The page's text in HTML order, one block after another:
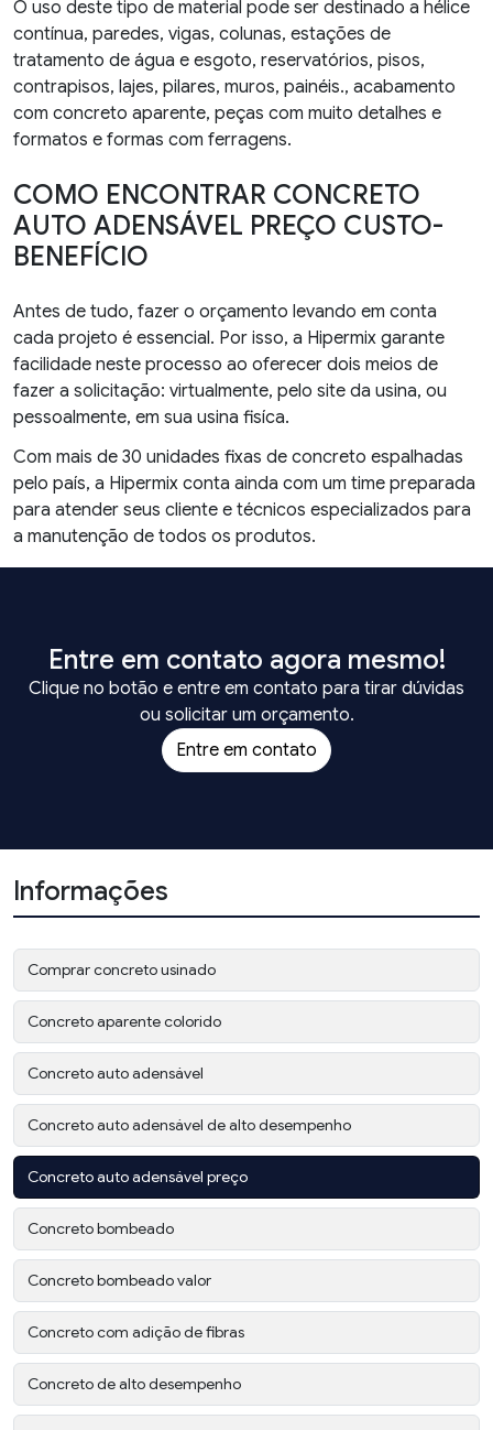
O uso deste tipo de material pode ser destinado a hélice
contínua, paredes, vigas, colunas, estações de
tratamento de água e esgoto, reservatórios, pisos,
contrapisos, lajes, pilares, muros, painéis., acabamento
com concreto aparente, peças com muito detalhes e
formatos e formas com ferragens.
COMO ENCONTRAR CONCRETO
AUTO ADENSÁVEL PREÇO CUSTO-
BENEFÍCIO
Antes de tudo, fazer o orçamento levando em conta
cada projeto é essencial. Por isso, a Hipermix garante
facilidade neste processo ao oferecer dois meios de
fazer a solicitação: virtualmente, pelo site da usina, ou
pessoalmente, em sua usina fisíca.
Com mais de 30 unidades fixas de concreto espalhadas
pelo país, a Hipermix conta ainda com um time preparada
para atender seus cliente e técnicos especializados para
a manutenção de todos os produtos.
Entre em contato agora mesmo!
Clique no botão e entre em contato para tirar dúvidas
ou solicitar um orçamento.
Entre em contato
Informações
Comprar concreto usinado
Concreto aparente colorido
Concreto auto adensável
Concreto auto adensável de alto desempenho
Concreto auto adensável preço
Concreto bombeado
Concreto bombeado valor
Concreto com adição de fibras
Concreto de alto desempenho